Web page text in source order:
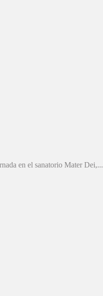
en el sanatorio Mater Dei,...